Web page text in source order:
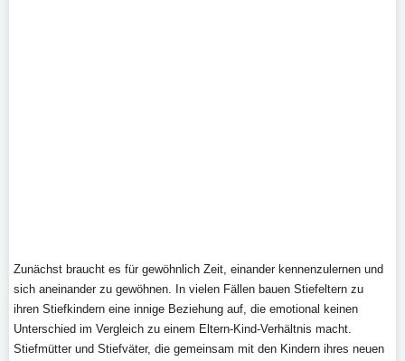
Zunächst braucht es für gewöhnlich Zeit, einander kennenzulernen und
sich aneinander zu gewöhnen. In vielen Fällen bauen Stiefeltern zu
ihren Stiefkindern eine innige Beziehung auf, die emotional keinen
Unterschied im Vergleich zu einem Eltern-Kind-Verhältnis macht.
Stiefmütter und Stiefväter, die gemeinsam mit den Kindern ihres neuen